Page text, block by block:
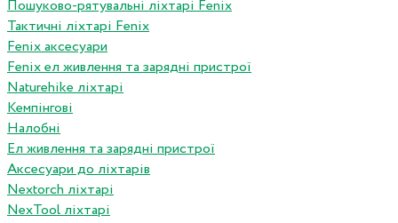
Пошуково-рятувальні ліхтарі Fenix
Тактичні ліхтарі Fenix
Fenix аксесуари
Fenix ел живлення та зарядні пристрої
Naturehike ліхтарі
Кемпінгові
Налобні
Ел живлення та зарядні пристрої
Аксесуари до ліхтарів
Nextorch ліхтарі
NexTool ліхтарі